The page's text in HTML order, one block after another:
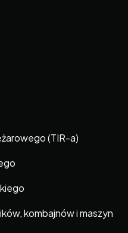
(TIR-a)
kombajnów i maszyn